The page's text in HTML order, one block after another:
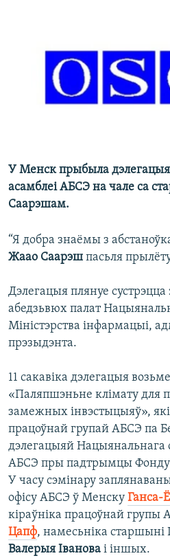
У Менск прыбыла
асамблеі АБСЭ на чале са
Саарэшам.
“Я добра знаёмы з
Жаао Саарэш пасьля
Дэлегацыя плянуе сустрэцца
абедзьвюх палат
Міністэрства інфармацыі,
прэзыдэнта.
11 сакавіка дэлегацыя
«Паляпшэньне клімату для
замежных інвэстыцыяў»,
працоўнай групай АБСЭ па
дэлегацыяй Нацыянальнага
АБСЭ пры падтрымцы
У часу сэмінару
офісу АБСЭ ў Менску Ганса-
кіраўніка працоўнай групы
Цапф, намесьніка старшыні
Валерыя Іванова і іншых.